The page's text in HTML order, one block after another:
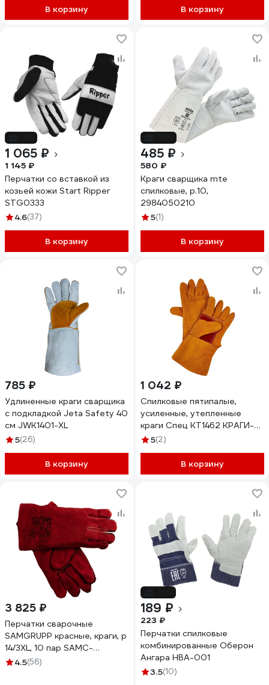
В корзину В корзину
1 065 ₽
1 145 ₽
Перчатки со вставкой из
козьей кожи Start Ripper
STG0333
4.6(37)
В корзину
485 ₽
580 ₽
Краги сварщика mte
спилковые, р.10,
2984050210
5(1)
В корзину
785 ₽
Удлиненные краги сварщика
с подкладкой Jeta Safety 40
см JWK1401-XL
5(26)
В корзину
1 042 ₽
Спилковые пятипалые,
усиленные, утепленные
краги Спец KT1462 КРАГИ-
KT1462
5(2)
В корзину
3 825 ₽
Перчатки сварочные
SAMGRUPP красные, краги, р
14/3XL, 10 пар SAMC-
070000001-10
4.5(56)
189 ₽
223 ₽
Перчатки спилковые
комбинированные Оберон
Ангара HBA-001
3.5(10)